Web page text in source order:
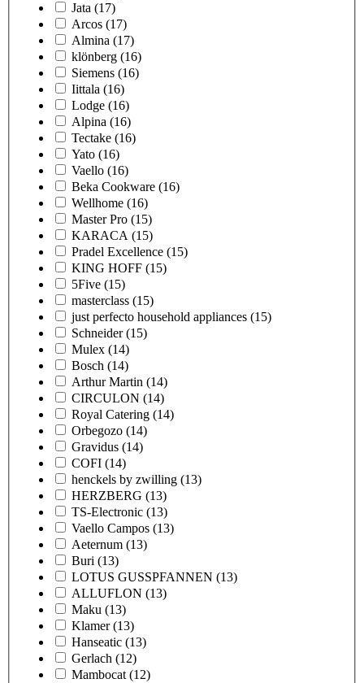
Jata (17)
Arcos (17)
Almina (17)
klönberg (16)
Siemens (16)
Iittala (16)
Lodge (16)
Alpina (16)
Tectake (16)
Yato (16)
Vaello (16)
Beka Cookware (16)
Wellhome (16)
Master Pro (15)
KARACA (15)
Pradel Excellence (15)
KING HOFF (15)
5Five (15)
masterclass (15)
just perfecto household appliances (15)
Schneider (15)
Mulex (14)
Bosch (14)
Arthur Martin (14)
CIRCULON (14)
Royal Catering (14)
Orbegozo (14)
Gravidus (14)
COFI (14)
henckels by zwilling (13)
HERZBERG (13)
TS-Electronic (13)
Vaello Campos (13)
Aeternum (13)
Buri (13)
LOTUS GUSSPFANNEN (13)
ALLUFLON (13)
Maku (13)
Klamer (13)
Hanseatic (13)
Gerlach (12)
Mambocat (12)